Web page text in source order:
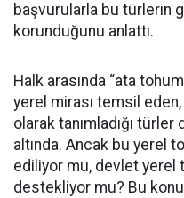
başvurularla bu türlerin
korunduğunu anlattı.
Halk arasında “ata
yerel mirası temsil eden,
olarak tanımladığı
altında. Ancak bu yerel
ediliyor mu, devlet yerel
destekliyor mu? Bu